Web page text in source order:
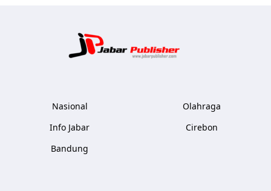
Nasional
Info Jabar
Bandung
Olahraga
Cirebon